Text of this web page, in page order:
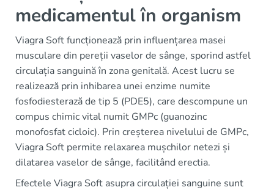
medicamentul în organism
Viagra Soft funcționează prin influențarea masei
musculare din pereții vaselor de sânge, sporind astfel
circulația sanguină în zona genitală. Acest lucru se
realizează prin inhibarea unei enzime numite
fosfodiesterază de tip 5 (PDE5), care descompune un
compus chimic vital numit GMPc (guanozinc
monofosfat cicloic). Prin creșterea nivelului de GMPc,
Viagra Soft permite relaxarea mușchilor netezi și
dilatarea vaselor de sânge, facilitând erectia.
Efectele Viagra Soft asupra circulației sanguine sunt